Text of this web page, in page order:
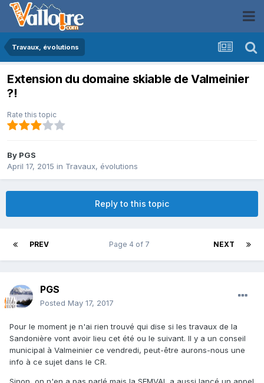
Travaux, évolutions
Extension du domaine skiable de Valmeinier
?!
Rate this topic
By PGS
April 17, 2015 in Travaux, évolutions
Reply to this topic
PREV NEXT
Page 4 of 7
PGS
Posted May 17, 2017
Pour le moment je n'ai rien trouvé qui dise si les travaux de la
Sandonière vont avoir lieu cet été ou le suivant. Il y a un conseil
municipal à Valmeinier ce vendredi, peut-être aurons-nous une
info à ce sujet dans le CR.